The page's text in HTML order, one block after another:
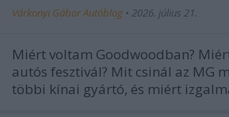
Várkonyi Gábor Autóblog • 2026. július 21.
Miért voltam Goodwoodban?
autós fesztivál? Mit csinál az MG
többi kínai gyártó, és miért